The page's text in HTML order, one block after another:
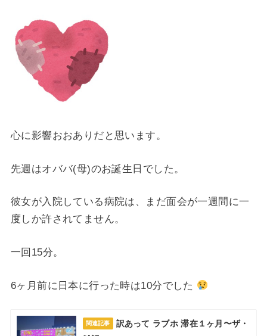
心に影響おおありだと思います。
先週はオババ(母)のお誕生日でした。
彼女が入院している病院は、まだ面会が一週間に一
度しか許されてません。
一回15分。
6ヶ月前に日本に行った時は10分でした
関連記事
訳あって ラブホ 滞在１ヶ月〜ザ・